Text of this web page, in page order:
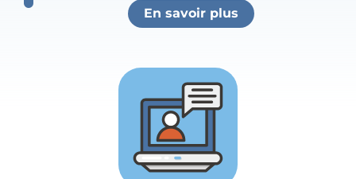
En savoir plus